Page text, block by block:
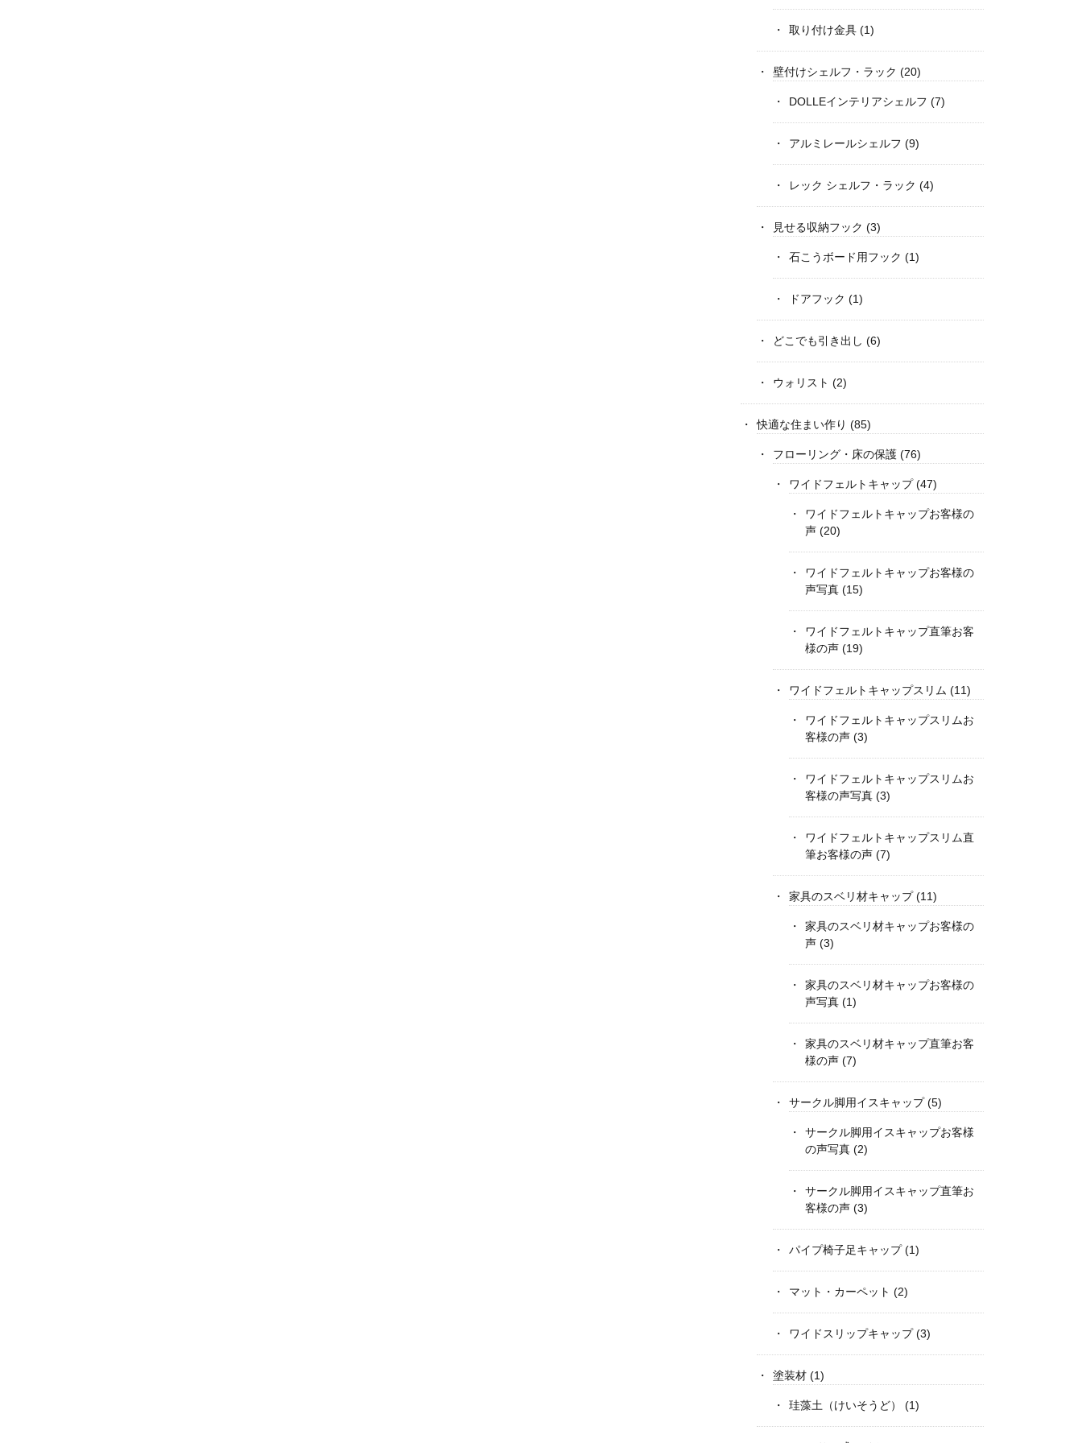
取り付け金具(1)
壁付けシェルフ・ラック (20)
DOLLEインテリアシェルフ (7)
アルミレールシェルフ (9)
レック シェルフ・ラック (4)
見せる収納フック (3)
石こうボード用フック (1)
ドアフック (1)
どこでも引き出し (6)
ウォリスト (2)
快適な住まい作り (85)
フローリング・床の保護(76)
ワイドフェルトキャップ(47)
ワイドフェルトキャップお客様の
声(20)
ワイドフェルトキャップお客様の
声写真(15)
ワイドフェルトキャップ直筆お客
様の声(19)
ワイドフェルトキャップスリム (11)
ワイドフェルトキャップスリムお
客様の声(3)
ワイドフェルトキャップスリムお
客様の声写真(3)
ワイドフェルトキャップスリム直
筆お客様の声(7)
家具のスベリ材キャップ(11)
家具のスベリ材キャップお客様の
声(3)
家具のスベリ材キャップお客様の
声写真(1)
家具のスベリ材キャップ直筆お客
様の声(7)
サークル脚用イスキャップ(5)
サークル脚用イスキャップお客様
の声写真(2)
サークル脚用イスキャップ直筆お
客様の声(3)
パイプ椅子足キャップ(1)
マット・カーペット (2)
ワイドスリップキャップ(3)
塗装材(1)
珪藻土（けいそうど） (1)